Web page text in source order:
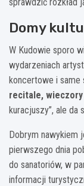
Domy
W Kudowie sporo
wydarzeniach
koncertowe i same
recitale,
kuracjuszy”, ale da
Dobrym nawykiem
pierwszego dnia
do sanatoriów, w
informacji